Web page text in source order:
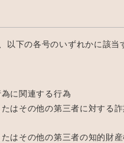
以下の各号のいずれかに該
に関連する行為
はその他の第三者に対する
はその他の第三者の知的財